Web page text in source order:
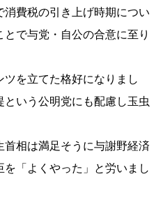
費税の引き上げ時期につい
で与党・自公の合意に至り
ツを立てた格好になりまし
いう公明党にも配慮し玉虫
首相は満足そうに与謝野経済
「よくやった」と労いまし